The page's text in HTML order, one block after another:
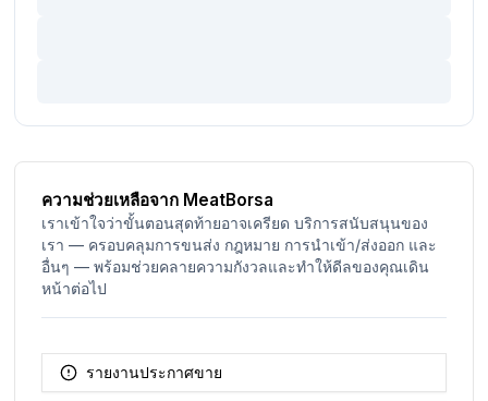
ความช่วยเหลือจาก MeatBorsa
เราเข้าใจว่าขั้นตอนสุดท้ายอาจเครียด บริการสนับสนุนของ
เรา — ครอบคลุมการขนส่ง กฎหมาย การนำเข้า/ส่งออก และ
อื่นๆ — พร้อมช่วยคลายความกังวลและทำให้ดีลของคุณเดิน
หน้าต่อไป
รายงานประกาศขาย